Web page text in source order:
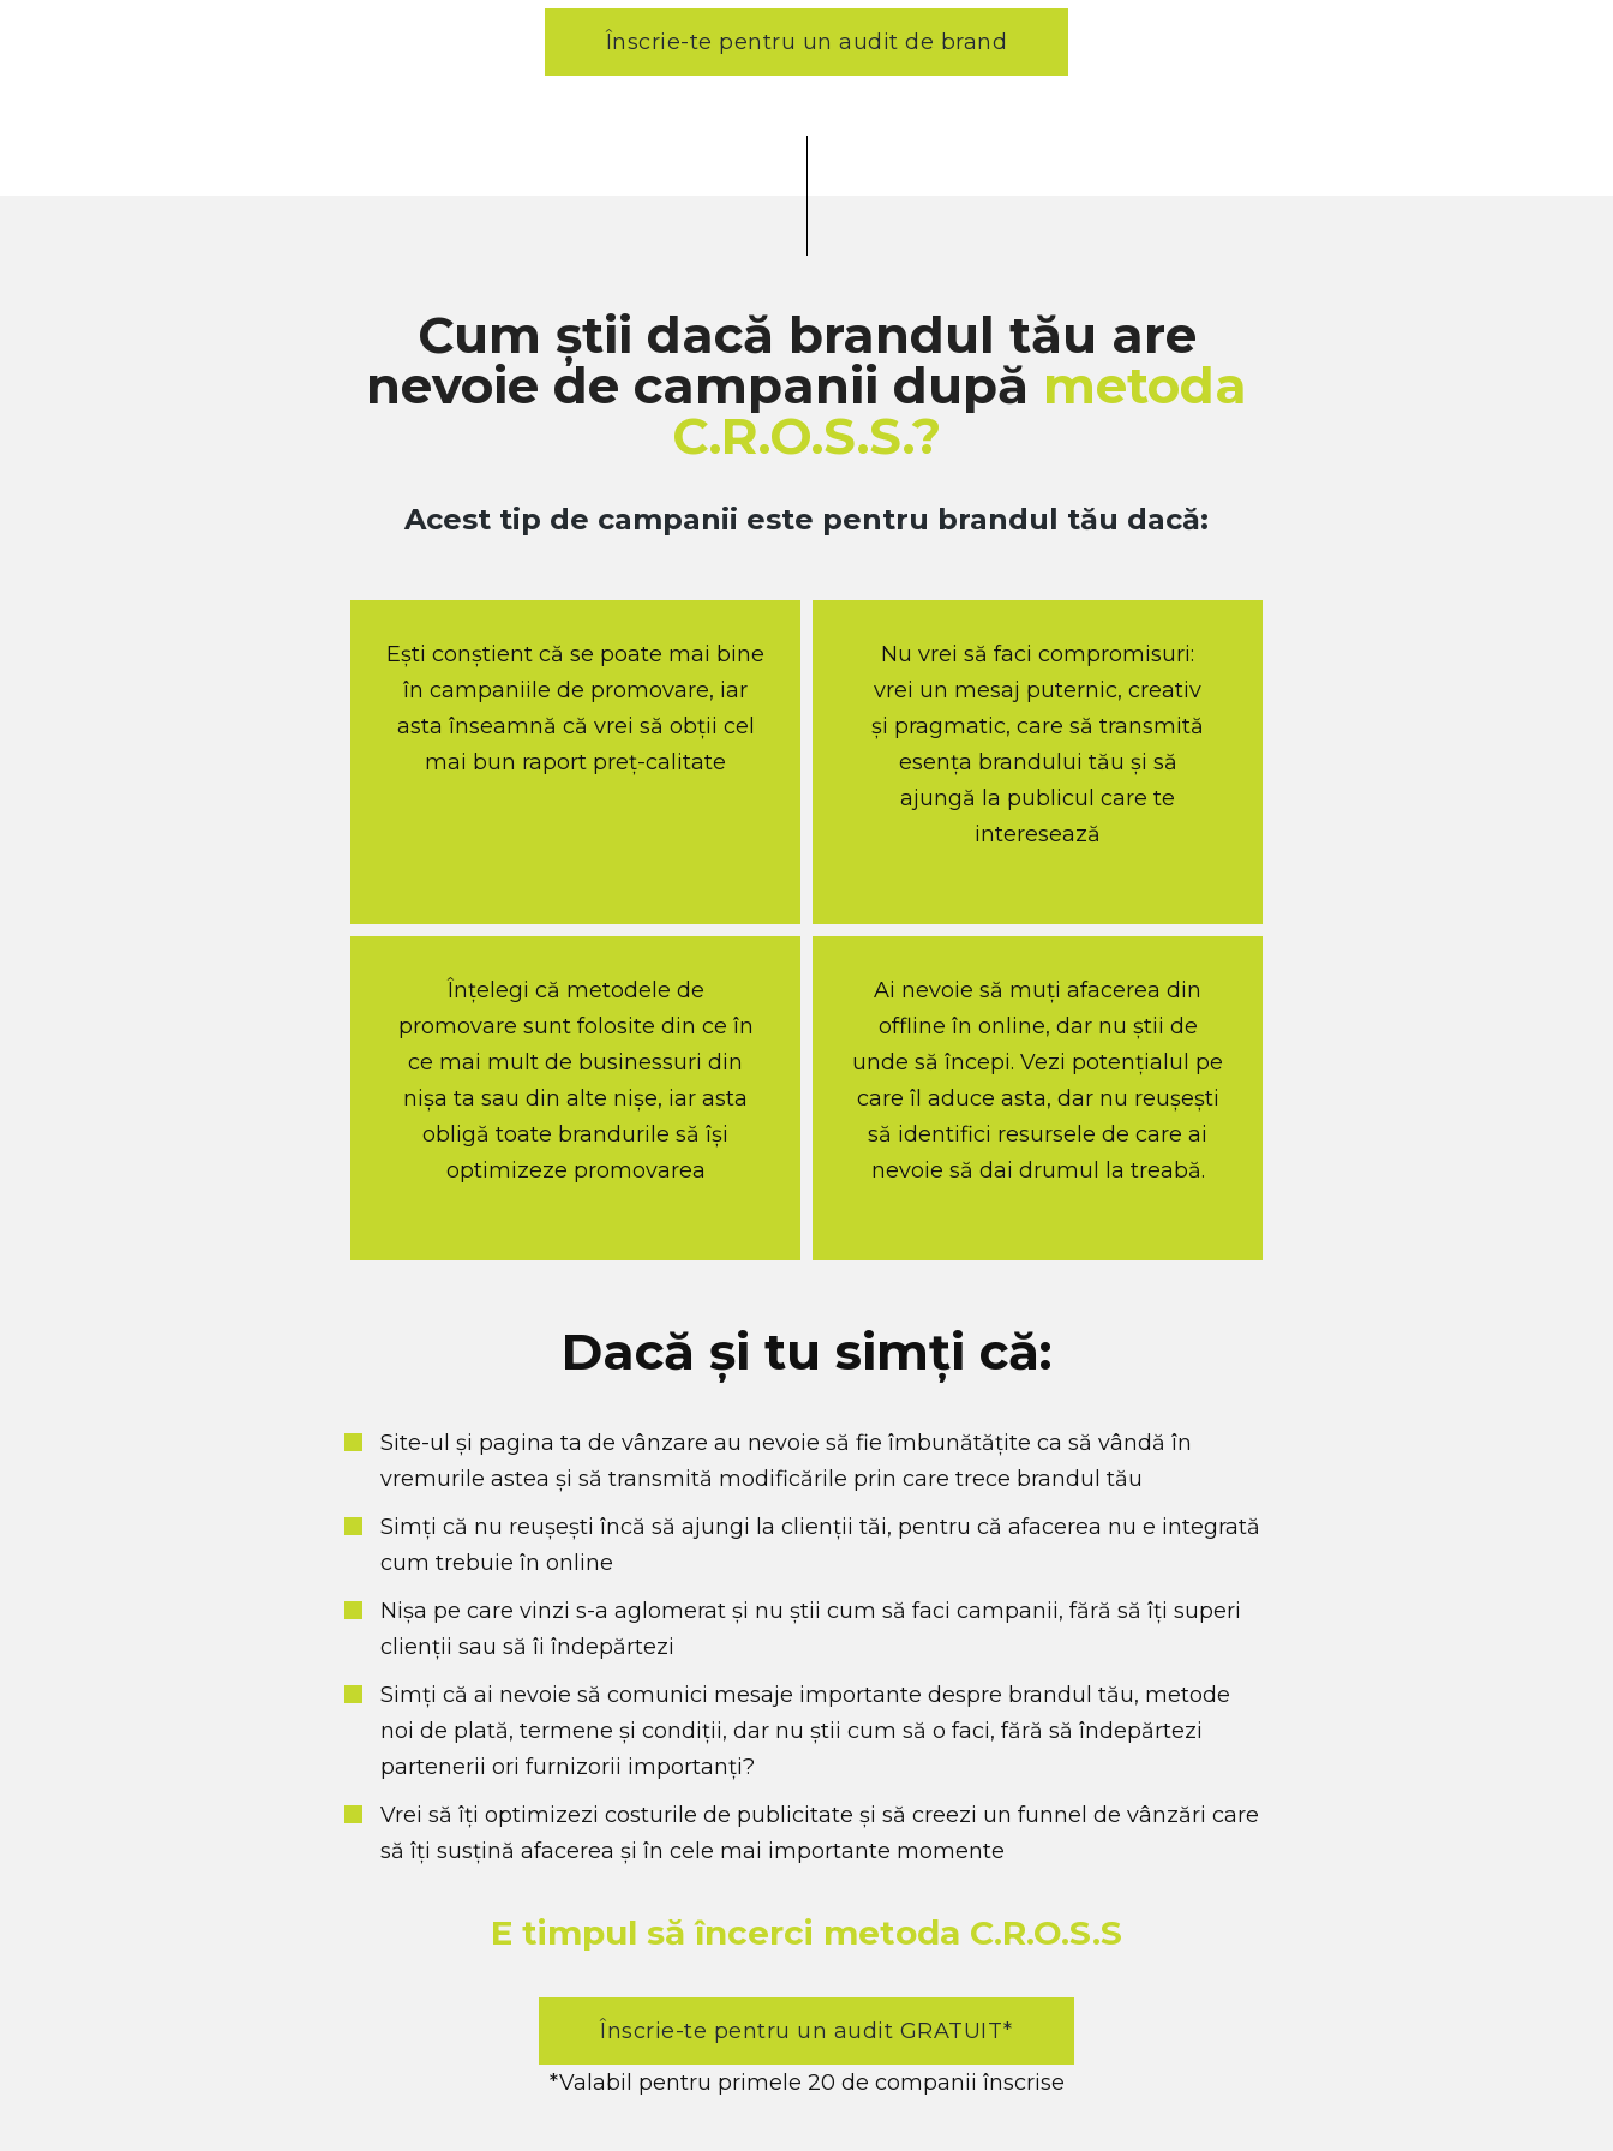
Înscrie-te pentru un audit de brand
Cum știi dacă brandul tău are
nevoie de campanii după metoda
C.R.O.S.S.?
Acest tip de campanii este pentru brandul tău dacă:
Ești conștient că se poate mai bine
în campaniile de promovare, iar
asta înseamnă că vrei să obții cel
mai bun raport preț-calitate
Nu vrei să faci compromisuri:
vrei un mesaj puternic, creativ
și pragmatic, care să transmită
esența brandului tău și să
ajungă la publicul care te
interesează
Înțelegi că metodele de
promovare sunt folosite din ce în
ce mai mult de businessuri din
nișa ta sau din alte nișe, iar asta
obligă toate brandurile să își
optimizeze promovarea
Ai nevoie să muți afacerea din
offline în online, dar nu știi de
unde să începi. Vezi potențialul pe
care îl aduce asta, dar nu reușești
să identifici resursele de care ai
nevoie să dai drumul la treabă.
Dacă și tu simți că:
Site-ul și pagina ta de vânzare au nevoie să fie îmbunătățite ca să vândă în
vremurile astea și să transmită modificările prin care trece brandul tău
Simți că nu reușești încă să ajungi la clienții tăi, pentru că afacerea nu e integrată
cum trebuie în online
Nișa pe care vinzi s-a aglomerat și nu știi cum să faci campanii, fără să îți superi
clienții sau să îi îndepărtezi
Simți că ai nevoie să comunici mesaje importante despre brandul tău, metode
noi de plată, termene și condiții, dar nu știi cum să o faci, fără să îndepărtezi
partenerii ori furnizorii importanți?
Vrei să îți optimizezi costurile de publicitate și să creezi un funnel de vânzări care
să îți susțină afacerea și în cele mai importante momente
E timpul să încerci metoda C.R.O.S.S
Înscrie-te pentru un audit GRATUIT*
*Valabil pentru primele 20 de companii înscrise